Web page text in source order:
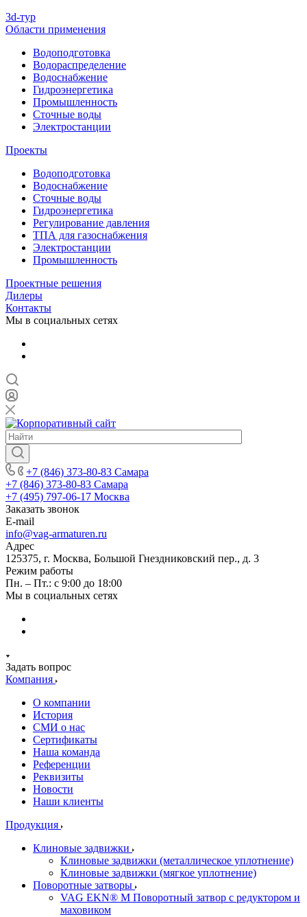
3d-тур
Области применения
Водоподготовка
Водораспределение
Водоснабжение
Гидроэнергетика
Промышленность
Сточные воды
Электростанции
Проекты
Водоподготовка
Водоснабжение
Сточные воды
Гидроэнергетика
Регулирование давления
ТПА для газоснабжения
Электростанции
Промышленность
Проектные решения
Дилеры
Контакты
Мы в социальных сетях
+7 (846) 373-80-83 Самара
+7 (846) 373-80-83 Самара
+7 (495) 797-06-17 Москва
Заказать звонок
E-mail
info@vag-armaturen.ru
Адрес
125375, г. Москва, Большой Гнездниковский пер., д. 3
Режим работы
Пн. – Пт.: с 9:00 до 18:00
Мы в социальных сетях
Задать вопрос
Компания
О компании
История
СМИ о нас
Cертификаты
Наша команда
Референции
Реквизиты
Новости
Наши клиенты
Продукция
Клиновые задвижки
Клиновые задвижки (металлическое уплотнение)
Клиновые задвижки (мягкое уплотнение)
Поворотные затворы
VAG EKN® M Поворотный затвор с редуктором и
маховиком